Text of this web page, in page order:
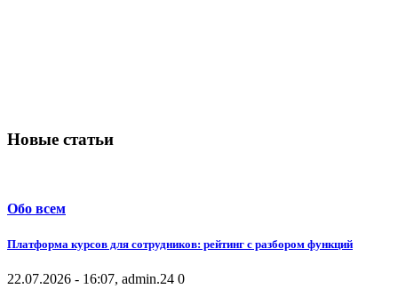
Новые статьи
Обо всем
Платформа курсов для сотрудников: рейтинг с разбором функций
22.07.2026 - 16:07, admin.24 0